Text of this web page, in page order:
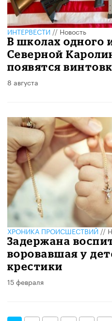
ИНТЕРВЕСТИ//Новость
В школах одного
Северной
появятся
8 августа
ХРОНИКА ПРОИСШЕСТВИЙ//
Задержана
воровавшая у
крестики
15 февраля